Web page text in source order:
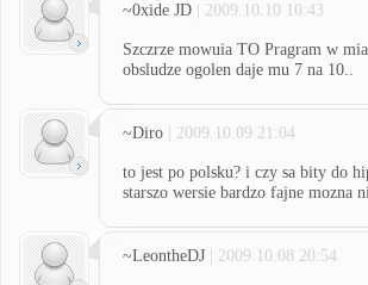
~0xide JD | 2009.10.10 10:43
Szczrze mowuia TO Pragram w
obsludze ogolen daje mu 7 na 10..
~Diro | 2009.10.09 21:04
to jest po polsku? i czy sa bity do
starszo wersie bardzo fajne mozna
~LeontheDJ | 2009.10.08 20:54